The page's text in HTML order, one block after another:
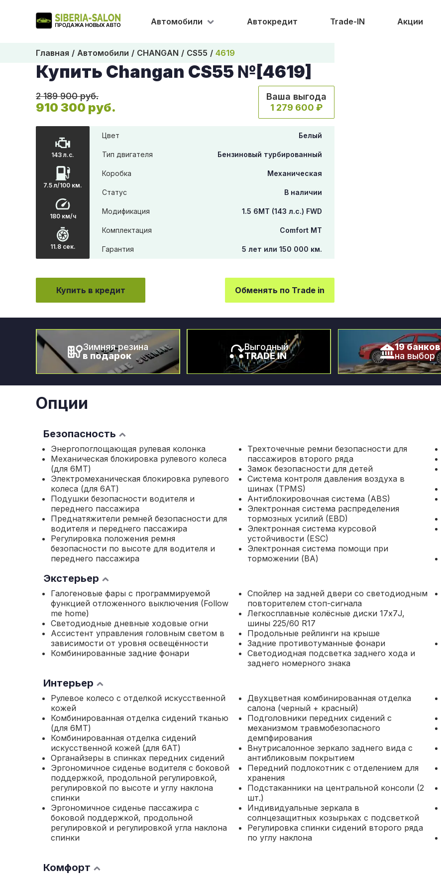
Автомобили Автокредит Trade-IN Акции
Главная Автомобили CHANGAN CS55 4619
Купить Changan CS55 №[4619]
2 189 900 руб.
910 300 руб.
Ваша выгода
1 279 600 ₽
143 л.с.
7.5 л/100 км.
180 км/ч
11.8 сек.
Цвет Белый
Тип двигателя Бензиновый турбированный
Коробка Механическая
Статус В наличии
Модификация 1.5 6МТ (143 л.с.) FWD
Комплектация Comfort МТ
Гарантия 5 лет или 150 000 км.
Купить в кредит Обменять по Trade in
Зимняя резина
в подарок
Выгодный
TRADE IN
19 банков
на выбор
Опции
Безопасность
Энергопоглощающая рулевая колонка
Механическая блокировка рулевого колеса
(для 6МТ)
Электромеханическая блокировка рулевого
колеса (для 6АТ)
Подушки безопасности водителя и
переднего пассажира
Преднатяжители ремней безопасности для
водителя и переднего пассажира
Регулировка положения ремня
безопасности по высоте для водителя и
переднего пассажира
Трехточечные ремни безопасности для
пассажиров второго ряда
Замок безопасности для детей
Система контроля давления воздуха в
шинах (TPMS)
Антиблокировочная система (ABS)
Электронная система распределения
тормозных усилий (EBD)
Электронная система курсовой
устойчивости (ESC)
Электронная система помощи при
торможении (ВА)
Экстерьер
Галогеновые фары с программируемой
функцией отложенного выключения (Follow
me home)
Светодиодные дневные ходовые огни
Ассистент управления головным светом в
зависимости от уровня освещённости
Комбинированные задние фонари
Спойлер на задней двери со светодиодным
повторителем стоп-сигнала
Легкосплавные колёсные диски 17х7J,
шины 225/60 R17
Продольные рейлинги на крыше
Задние противотуманные фонари
Светодиодная подсветка заднего хода и
заднего номерного знака
Интерьер
Рулевое колесо с отделкой искусственной
кожей
Комбинированная отделка сидений тканью
(для 6МТ)
Комбинированная отделка сидений
искусственной кожей (для 6АТ)
Органайзеры в спинках передних сидений
Эргономичное сиденье водителя с боковой
поддержкой, продольной регулировкой,
регулировкой по высоте и углу наклона
спинки
Эргономичное сиденье пассажира с
боковой поддержкой, продольной
регулировкой и регулировкой угла наклона
спинки
Двухцветная комбинированная отделка
салона (черный + красный)
Подголовники передних сидений с
механизмом травмобезопасного
демпфирования
Внутрисалонное зеркало заднего вида с
антибликовым покрытием
Передний подлокотник с отделением для
хранения
Подстаканники на центральной консоли (2
шт.)
Индивидуальные зеркала в
солнцезащитных козырьках с подсветкой
Регулировка спинки сидений второго ряда
по углу наклона
Комфорт